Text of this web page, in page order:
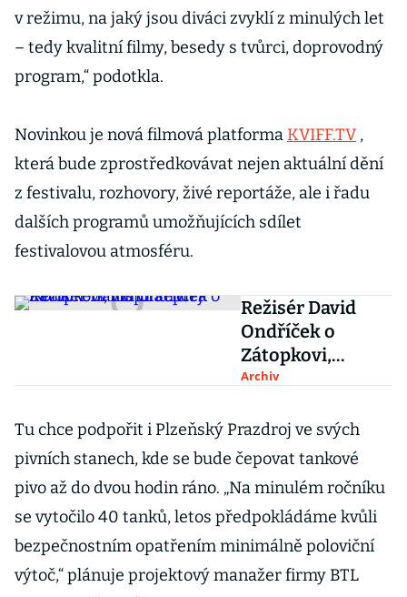
v režimu, na jaký jsou diváci zvyklí z minulých let
– tedy kvalitní filmy, besedy s tvůrci, doprovodný
program,“ podotkla.
Novinkou je nová filmová platforma KVIFF.TV,
která bude zprostředkovávat nejen aktuální dění
z festivalu, rozhovory, živé reportáže, ale i řadu
dalších programů umožňujících sdílet
festivalovou atmosféru.
Režisér David
Ondříček o
Zátopkovi,
inspiracích a
Šeptej
Archiv
Tu chce podpořit i Plzeňský Prazdroj ve svých
pivních stanech, kde se bude čepovat tankové
pivo až do dvou hodin ráno. „Na minulém ročníku
se vytočilo 40 tanků, letos předpokládáme kvůli
bezpečnostním opatřením minimálně poloviční
výtoč,“ plánuje projektový manažer firmy BTL